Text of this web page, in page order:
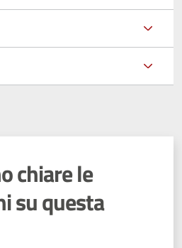
chiare le
su questa